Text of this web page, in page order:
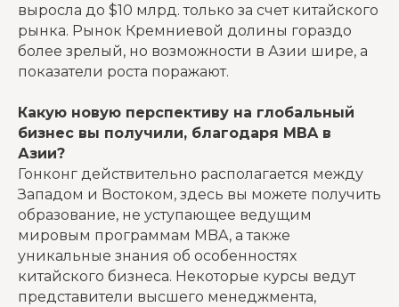
выросла до $10 млрд. только за счет китайского
рынка. Рынок Кремниевой долины гораздо
более зрелый, но возможности в Азии шире, а
показатели роста поражают.
Какую новую перспективу на глобальный
бизнес вы получили, благодаря MBA в
Азии?
Гонконг действительно располагается между
Западом и Востоком, здесь вы можете получить
образование, не уступающее ведущим
мировым программам MBA, а также
уникальные знания об особенностях
китайского бизнеса. Некоторые курсы ведут
представители высшего менеджмента,